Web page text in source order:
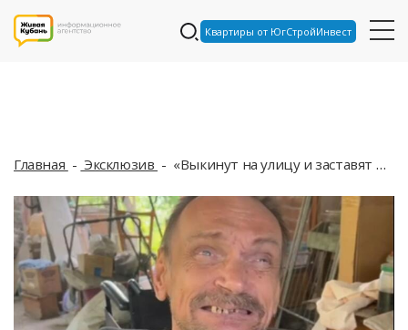
Квартиры от ЮгСтройИнвест
Главная Эксклюзив «Выкинут на улицу и заставят попрошайничать»: в Краснодаре группа неизвестных людей пытается обманом завладеть домом инвалида